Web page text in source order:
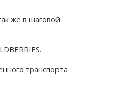
же в шаговой
транспорта